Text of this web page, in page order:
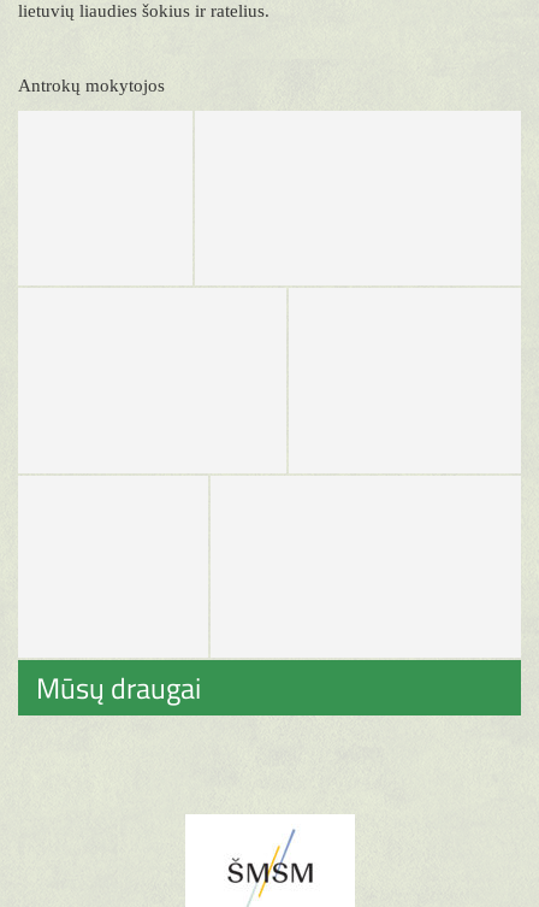
lietuvių liaudies šokius ir ratelius.
Antrokų mokytojos
Mūsų draugai